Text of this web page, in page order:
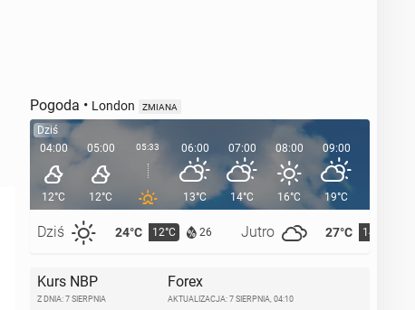
Pogoda • London ZMIANA
Dziś
04:00
12°C
Dziś 24°C 12°C 26 Jutro 27°C 14°C
05:00
12°C
05:33 06:00
13°C
07:00
14°C
08:00
16°C
09:00
19°C
Kurs NBP
Z DNIA: 7 SIERPNIA
Forex
AKTUALIZACJA: 7 SIERPNIA, 04:10